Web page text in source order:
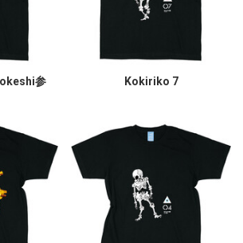
参 Kokiriko 7